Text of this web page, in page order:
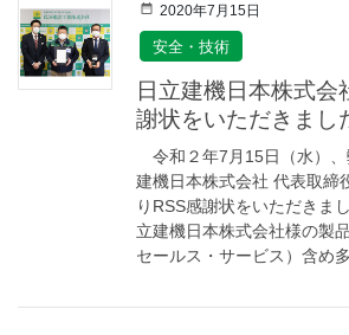
2020年7月15日
安全・技術
日立建機日本株式会
謝状をいただきまし
令和２年7月15日（水）
建機日本株式会社 代表取締
りRSS感謝状をいただきま
立建機日本株式会社様の製
セールス・サービス）含め